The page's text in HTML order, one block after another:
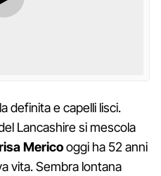
definita e capelli lisci.
Lancashire si mescola
Mericooggi ha 52 anni
vita. Sembra lontana